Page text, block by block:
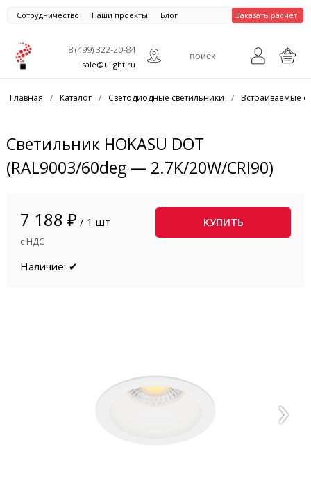
Сотрудничество Наши проекты Блог Заказать расчет
8 (499) 322-20-84
sale@ulight.ru
Главная / Каталог / Светодиодные светильники / Встраиваемые
Светильник HOKASU DOT
(RAL9003/60deg — 2.7K/20W/CRI90)
7 188 ₽ / 1 шт
с НДС
КУПИТЬ
Наличие: ✔